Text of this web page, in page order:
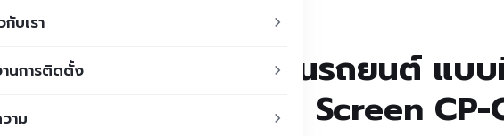
กับเรา
นการติดตั้ง
าม
ไม้กั้นรถยนต์ แบ
LCD Screen